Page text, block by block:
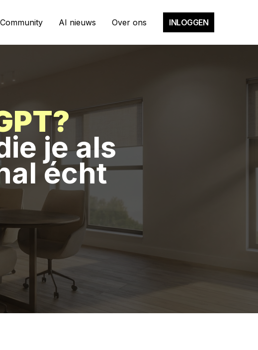
Community AI nieuws Over ons INLOGGEN
je als
écht